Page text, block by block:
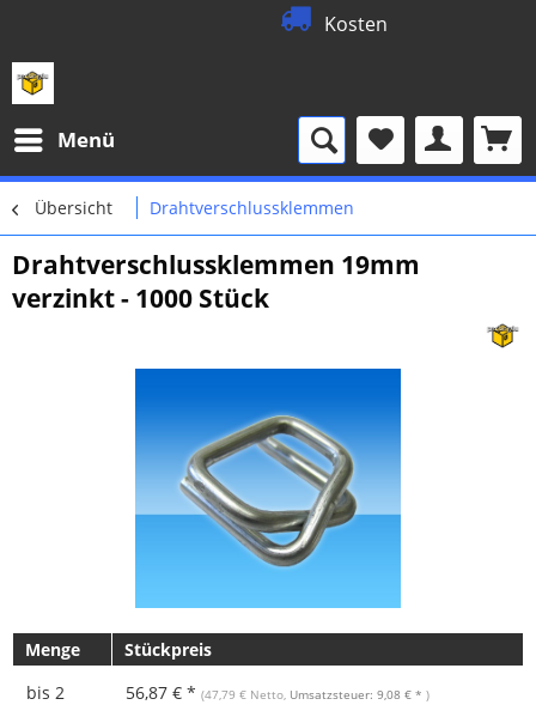
Menü
Übersicht Drahtverschlussklemmen
Drahtverschlussklemmen 19mm
verzinkt - 1000 Stück
Menge
Stückpreis
bis 2 56,87 € * (47,79 € Netto, Umsatzsteuer: 9,08 € * )